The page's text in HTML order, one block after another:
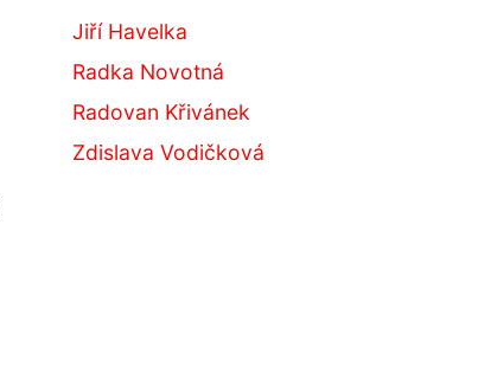
Jiří Havelka
Radka Novotná
Radovan Křivánek
Zdislava Vodičková